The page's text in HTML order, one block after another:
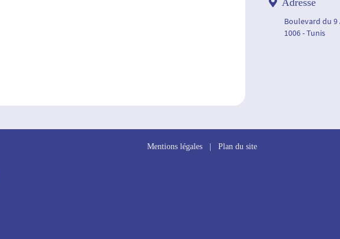
Adresse
Boulevard du 9
1006 - Tunis
Mentions légales Plan du site